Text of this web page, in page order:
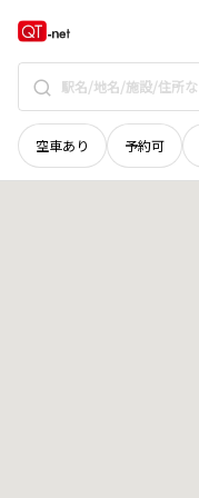
空車あり 予約可
北海道